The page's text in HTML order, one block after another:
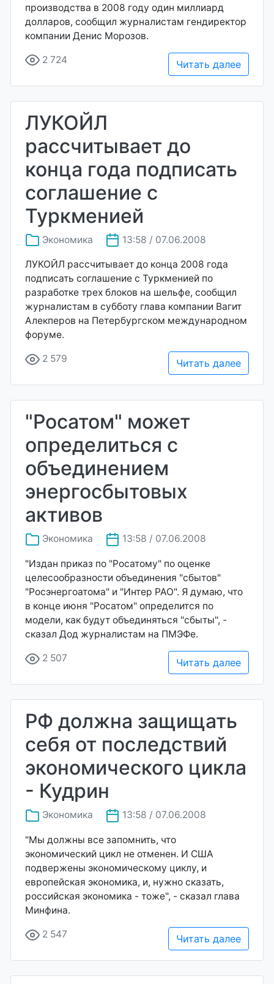
производства в 2008 году один миллиард
долларов, сообщил журналистам гендиректор
компании Денис Морозов.
2 724 Читать далее
ЛУКОЙЛ
рассчитывает до
конца года подписать
соглашение с
Туркменией
Экономика 13:58 / 07.06.2008
ЛУКОЙЛ рассчитывает до конца 2008 года
подписать соглашение с Туркменией по
разработке трех блоков на шельфе, сообщил
журналистам в субботу глава компании Вагит
Алекперов на Петербургском международном
форуме.
2 579 Читать далее
"Росатом" может
определиться с
объединением
энергосбытовых
активов
Экономика 13:58 / 07.06.2008
"Издан приказ по "Росатому" по оценке
целесообразности объединения "сбытов"
"Росэнергоатома" и "Интер РАО". Я думаю, что
в конце июня "Росатом" определится по
модели, как будут объединяться "сбыты", -
сказал Дод журналистам на ПМЭФе.
2 507 Читать далее
РФ должна защищать
себя от последствий
экономического цикла
- Кудрин
Экономика 13:58 / 07.06.2008
"Мы должны все запомнить, что
экономический цикл не отменен. И США
подвержены экономическому циклу, и
европейская экономика, и, нужно сказать,
российская экономика - тоже", - сказал глава
Минфина.
2 547 Читать далее